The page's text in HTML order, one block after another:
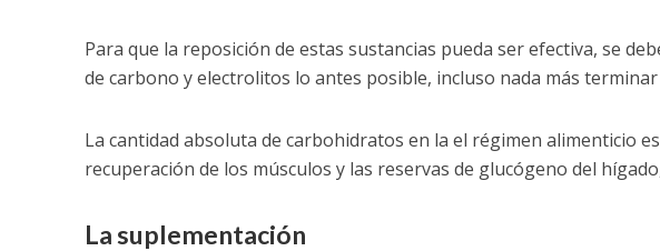
Para que la reposición de estas sustancias pueda ser efectiva, se
de carbono y electrolitos lo antes posible, incluso nada más terminar
La cantidad absoluta de carbohidratos en la el régimen alimenticio
recuperación de los músculos y las reservas de glucógeno del
La suplementación